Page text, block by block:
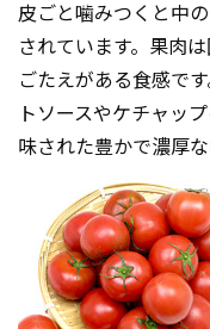
皮ごと噛みつくと中
されています。果肉
ごたえがある食感で
トソースやケチャッ
味された豊かで濃厚な